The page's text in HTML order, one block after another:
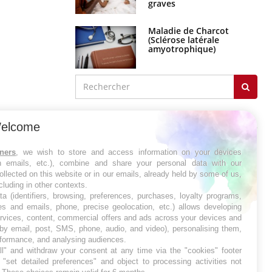
graves
Maladie de Charcot
(Sclérose latérale
amyotrophique)
, we wish to store and access information on your devices
emails, etc.), combine and share your personal data with our
on this website or in our emails, already held by some of us,
in other contexts.
(identifiers, browsing, preferences, purchases, loyalty programs,
and emails, phone, precise geolocation, etc.) allows developing
content, commercial offers and ads across your devices and
email, post, SMS, phone, audio, and video), personalising them,
and analysing audiences.
and withdraw your consent at any time via the "cookies" footer
detailed preferences" and object to processing activities not